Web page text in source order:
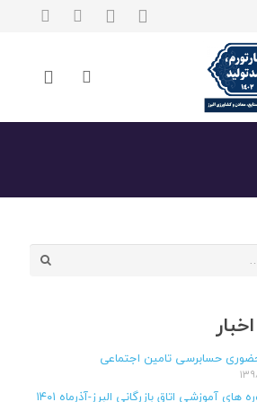
حسابرسی تامین اجتماعی
های آموزشی اتاق بازرگانی البرز-آذرماه ۱۴۰۱